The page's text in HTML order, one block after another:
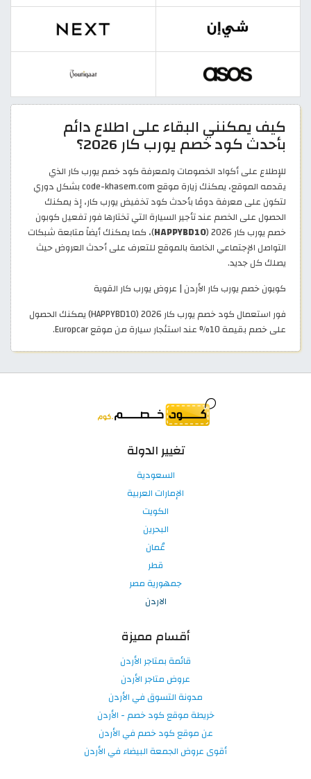
كيف يمكنني البقاء على اطلاع دائم
بأحدث كود خصم يورب كار 2026؟
للإطلاع على أكواد الخصومات ولمعرفة كود خصم يورب كار الذي
يقدمه الموقع، يمكنك زيارة موقع code-khasem.com بشكل دوري
لتكون على معرفة دومًا بأحدث كود تخفيض يورب كار، إذ يمكنك
الحصول على الخصم عند تأجير السيارة التي تختارها فور تفعيل كوبون
خصم يورب كار 2026 (
HAPPYBD10)، كما يمكنك أيضاً متابعة شبكات
التواصل الإجتماعي الخاصة بالموقع للتعرف على أحدث العروض حيث
يصلك كل جديد.
كوبون خصم يورب كار الأردن | عروض يورب كار القوية
فور استعمال كود خصم يورب كار 2026 (HAPPYBD10) يمكنك الحصول
على خصم بقيمة 10% عند استئجار سيارة من موقع Europcar.
تغيير الدولة
السعودية
الإمارات العربية
الكويت
البحرين
عُمان
قطر
جمهورية مصر
الاردن
أقسام مميزة
قائمة بمتاجر الأردن
عروض متاجر الأردن
مدونة التسوق في الأردن
خريطة موقع كود خصم - الأردن
عن موقع كود خصم في الأردن
أقوى عروض الجمعة البيضاء في الأردن